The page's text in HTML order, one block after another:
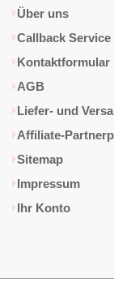
Über uns
Callback Service
Kontaktformular
AGB
Liefer- und
Affiliate-
Sitemap
Impressum
Ihr Konto